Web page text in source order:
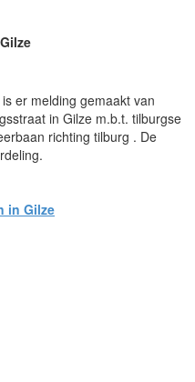
er melding gemaakt van
in Gilze m.b.t. tilburgse
richting tilburg . De
in Gilze